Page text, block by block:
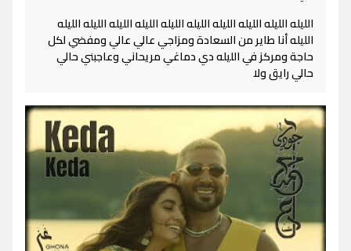
الليله الليله الليله الليله الليله الليله الليله الليله الليله الليله
الليله أنا طاير من السعادة ومزاجي عالي عالي ومفضي لكل
حاجة ومركز في الليله دي دماغي مريحاني وعاجبني حالي
حالي رايق ولا